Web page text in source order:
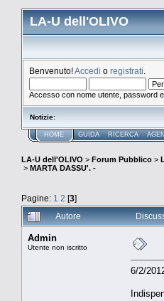
LA-U dell'OLIVO
Benvenuto!Accedi o registrati
Accesso con nome utente, password
Notizie:
HOME GUIDA RICERCA
LA-U dell'OLIVO > Forum Pubblico >
> MARTA DASSU'. -
Pagine: 1 2 [3]
Autore
Admin
Utente non iscritto
6/2/